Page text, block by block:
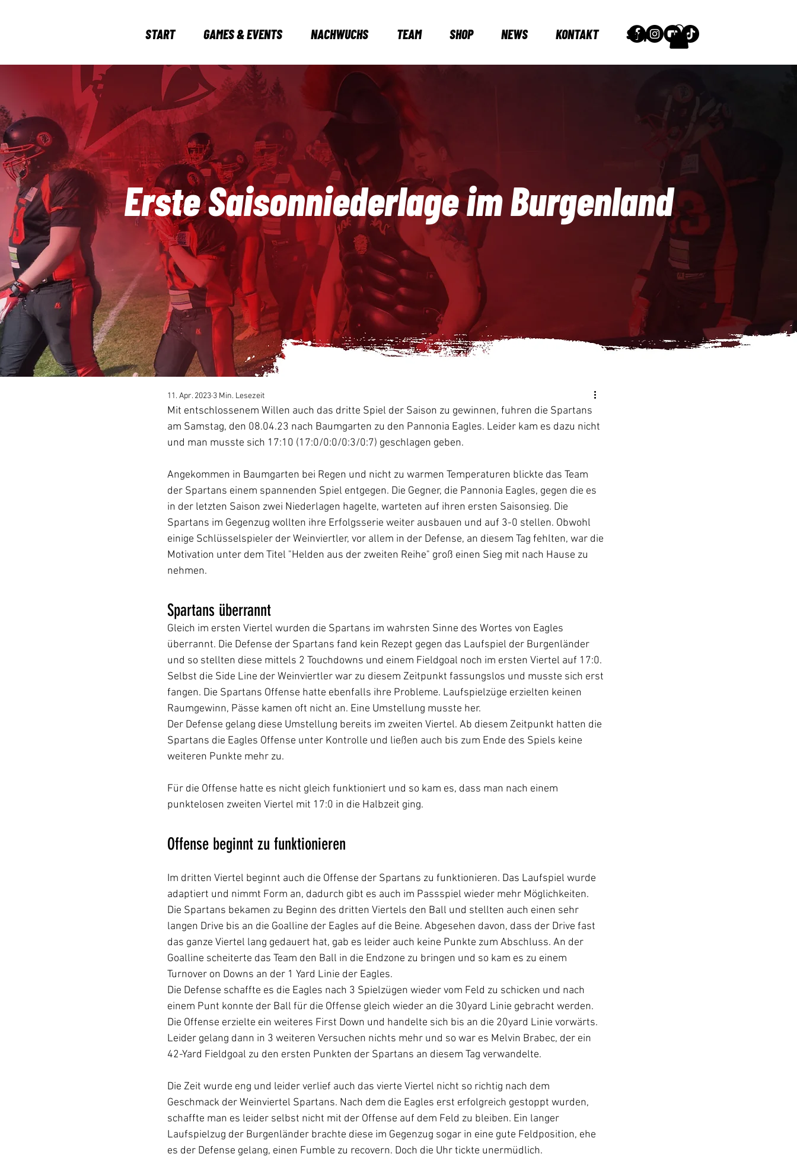
START GAMES & EVENTS NACHWUCHS TEAM SHOP NEWS KONTAKT Shop
Erste Saisonniederlage im Burgenland
11. Apr. 2023 3 Min. Lesezeit
Mit entschlossenem Willen auch das dritte Spiel der Saison zu gewinnen, fuhren die Spartans
am Samstag, den 08.04.23 nach Baumgarten zu den Pannonia Eagles. Leider kam es dazu nicht
und man musste sich 17:10 (17:0/0:0/0:3/0:7) geschlagen geben.
Angekommen in Baumgarten bei Regen und nicht zu warmen Temperaturen blickte das Team
der Spartans einem spannenden Spiel entgegen. Die Gegner, die Pannonia Eagles, gegen die es
in der letzten Saison zwei Niederlagen hagelte, warteten auf ihren ersten Saisonsieg. Die
Spartans im Gegenzug wollten ihre Erfolgsserie weiter ausbauen und auf 3-0 stellen. Obwohl
einige Schlüsselspieler der Weinviertler, vor allem in der Defense, an diesem Tag fehlten, war die
Motivation unter dem Titel "Helden aus der zweiten Reihe" groß einen Sieg mit nach Hause zu
nehmen.
Spartans überrannt
Gleich im ersten Viertel wurden die Spartans im wahrsten Sinne des Wortes von Eagles
überrannt. Die Defense der Spartans fand kein Rezept gegen das Laufspiel der Burgenländer
und so stellten diese mittels 2 Touchdowns und einem Fieldgoal noch im ersten Viertel auf 17:0.
Selbst die Side Line der Weinviertler war zu diesem Zeitpunkt fassungslos und musste sich erst
fangen. Die Spartans Offense hatte ebenfalls ihre Probleme. Laufspielzüge erzielten keinen
Raumgewinn, Pässe kamen oft nicht an. Eine Umstellung musste her.
Der Defense gelang diese Umstellung bereits im zweiten Viertel. Ab diesem Zeitpunkt hatten die
Spartans die Eagles Offense unter Kontrolle und ließen auch bis zum Ende des Spiels keine
weiteren Punkte mehr zu.
Für die Offense hatte es nicht gleich funktioniert und so kam es, dass man nach einem
punktelosen zweiten Viertel mit 17:0 in die Halbzeit ging.
Offense beginnt zu funktionieren
Im dritten Viertel beginnt auch die Offense der Spartans zu funktionieren. Das Laufspiel wurde
adaptiert und nimmt Form an, dadurch gibt es auch im Passspiel wieder mehr Möglichkeiten.
Die Spartans bekamen zu Beginn des dritten Viertels den Ball und stellten auch einen sehr
langen Drive bis an die Goalline der Eagles auf die Beine. Abgesehen davon, dass der Drive fast
das ganze Viertel lang gedauert hat, gab es leider auch keine Punkte zum Abschluss. An der
Goalline scheiterte das Team den Ball in die Endzone zu bringen und so kam es zu einem
Turnover on Downs an der 1 Yard Linie der Eagles.
Die Defense schaffte es die Eagles nach 3 Spielzügen wieder vom Feld zu schicken und nach
einem Punt konnte der Ball für die Offense gleich wieder an die 30yard Linie gebracht werden.
Die Offense erzielte ein weiteres First Down und handelte sich bis an die 20yard Linie vorwärts.
Leider gelang dann in 3 weiteren Versuchen nichts mehr und so war es Melvin Brabec, der ein
42-Yard Fieldgoal zu den ersten Punkten der Spartans an diesem Tag verwandelte.
Die Zeit wurde eng und leider verlief auch das vierte Viertel nicht so richtig nach dem
Geschmack der Weinviertel Spartans. Nach dem die Eagles erst erfolgreich gestoppt wurden,
schaffte man es leider selbst nicht mit der Offense auf dem Feld zu bleiben. Ein langer
Laufspielzug der Burgenländer brachte diese im Gegenzug sogar in eine gute Feldposition, ehe
es der Defense gelang, einen Fumble zu recovern. Doch die Uhr tickte unermüdlich.